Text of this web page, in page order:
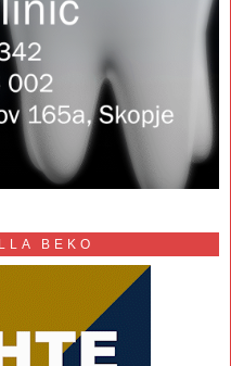
BEKO